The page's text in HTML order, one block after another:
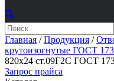
Главная /Продукция /
крутоизогнутые ГОСТ
820х24 ст.09Г2С ГОСТ
Запрос прайса